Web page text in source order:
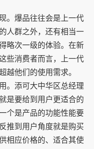
。爆品往往会是上一代
人群之外，还有相当一
略次一级的体验。在新
些消费者而言，上一代
越他们的使用需求。
。添可大中华区总经理
是要给到用户更适合的
个是产品的功能性能要
推到用户角度就是购买
相应价格的、适合其使